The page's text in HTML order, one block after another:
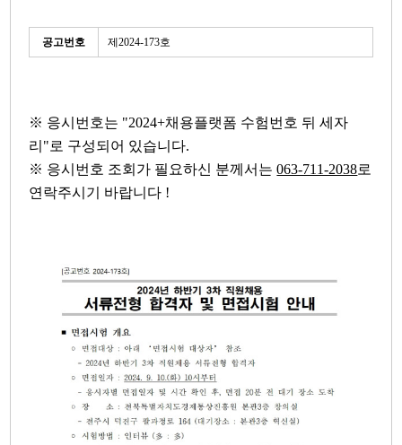
본문
부
공고번호 제2024-173호
※ 응시번호는 "2024+채용플랫폼 수험번호 뒤 세자
리"로 구성되어 있습니다.
※ 응시번호 조회가 필요하신 분께서는063-711-2038로
연락주시기 바랍니다 !